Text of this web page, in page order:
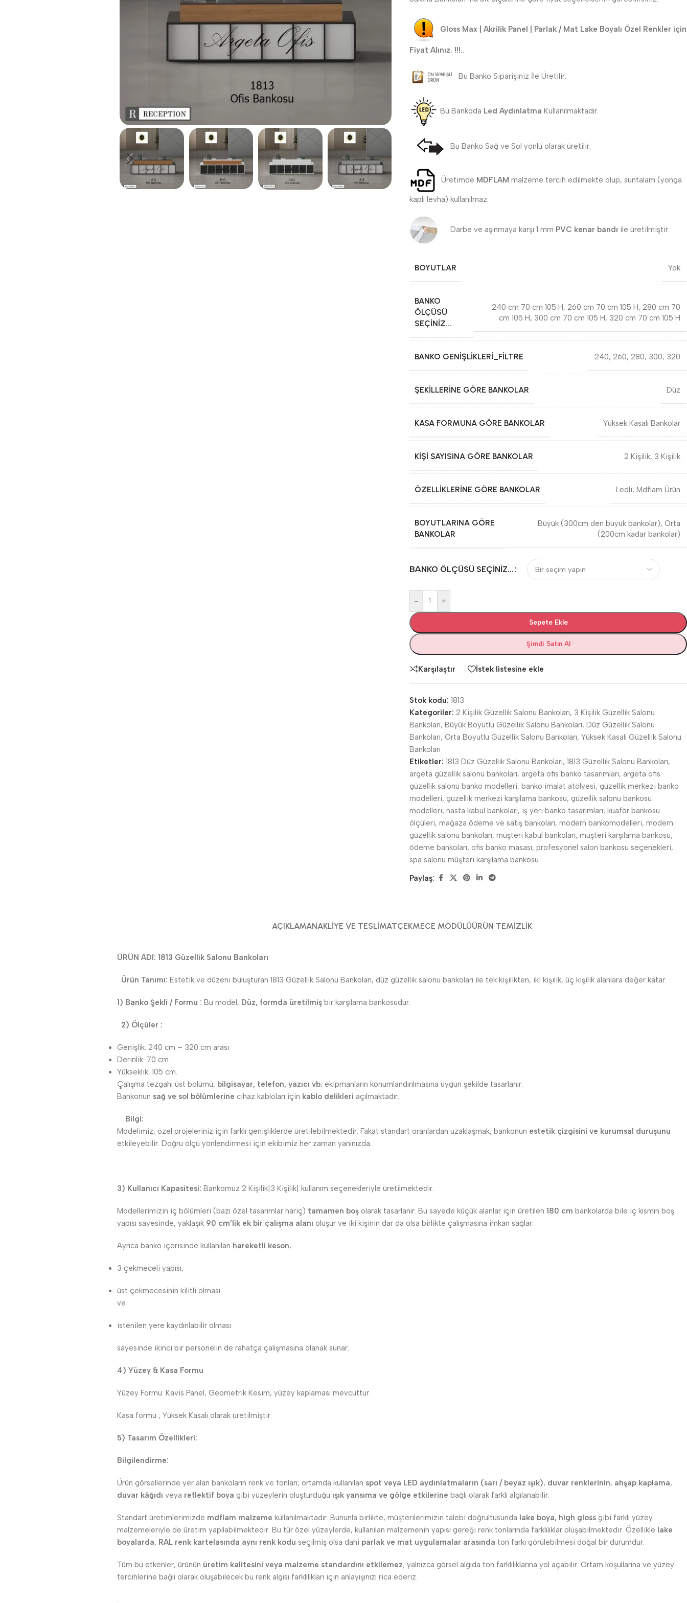
Gloss Max | Akrilik Panel | Parlak / Mat Lake Boyalı Özel Renkler için
Fiyat Alınız. !!!..
Bu Banko Siparişiniz İle Üretilir.
Bu Bankoda Led Aydınlatma Kullanılmaktadır.
Bu Banko Sağ ve Sol yönlü olarak üretilir.
Üretimde MDFLAM malzeme tercih edilmekte olup, suntalam (yonga
kaplı levha) kullanılmaz.
Darbe ve aşınmaya karşı 1 mm PVC kenar bandı ile üretilmiştir.
BOYUTLAR Yok
BANKO
ÖLÇÜSÜ
SEÇINIZ...
240 cm 70 cm 105 H, 260 cm 70 cm 105 H, 280 cm 70
cm 105 H, 300 cm 70 cm 105 H, 320 cm 70 cm 105 H
BANKO GENIŞLIKLERI_FILTRE 240,260,280, 300, 320
ŞEKILLERINE GÖRE BANKOLAR Düz
KASA FORMUNA GÖRE BANKOLAR Yüksek Kasalı Bankolar
KIŞI SAYISINA GÖRE BANKOLAR 2 Kişilik, 3 Kişilik
ÖZELLIKLERINE GÖRE BANKOLAR Ledli,Mdflam Ürün
BOYUTLARINA GÖRE
BANKOLAR
Büyük (300cm den büyük bankolar),Orta
(200cm kadar bankolar)
BANKO ÖLÇÜSÜ SEÇINIZ...
- +
Sepete Ekle
Şimdi Satın Al
Karşılaştır İstek listesine ekle
Stok kodu:1813
Kategoriler: 2 Kişilik Güzellik Salonu Bankoları, 3 Kişilik Güzellik Salonu
Bankoları, Büyük Boyutlu Güzellik Salonu Bankoları, Düz Güzellik Salonu
Bankoları, Orta Boyutlu Güzellik Salonu Bankoları, Yüksek Kasalı Güzellik Salonu
Bankoları
Etiketler: 1813 Düz Güzellik Salonu Bankoları, 1813 Güzellik Salonu Bankoları,
argeta güzellik salonu bankoları, argeta ofis banko tasarımları, argeta ofis
güzellik salonu banko modelleri, banko imalat atölyesi, güzellik merkezi banko
modelleri, güzellik merkezi karşılama bankosu, güzellik salonu bankosu
modelleri, hasta kabul bankoları, iş yeri banko tasarımları, kuaför bankosu
ölçüleri, mağaza ödeme ve satış bankoları, modern bankomodelleri, modern
güzellik salonu bankoları, müşteri kabul bankoları, müşteri karşılama bankosu,
ödeme bankoları, ofis banko masası, profesyonel salon bankosu seçenekleri,
spa salonu müşteri karşılama bankosu
Paylaş:
AÇIKLAMANAKLIYE VE TESLIMATÇEKMECE MODÜLÜÜRÜN TEMIZLIK
ÜRÜN ADI: 1813 Güzellik Salonu Bankoları
Ürün Tanımı: Estetik ve düzeni buluşturan 1813 Güzellik Salonu Bankoları, düz güzellik salonu bankoları ile tek kişilikten, iki kişilik, üç kişilik alanlara değer katar.
1) Banko Şekli / Formu : Bu model, Düz, formda üretilmiş bir karşılama bankosudur.
2) Ölçüler :
Genişlik: 240 cm – 320 cm arası.
Derinlik: 70 cm.
Yükseklik: 105 cm.
Çalışma tezgahı üst bölümü; bilgisayar, telefon, yazıcı vb. ekipmanların konumlandırılmasına uygun şekilde tasarlanır.
Bankonun sağ ve sol bölümlerine cihaz kabloları için kablo delikleri açılmaktadır.
Bilgi:
Modelimiz, özel projeleriniz için farklı genişliklerde üretilebilmektedir. Fakat standart oranlardan uzaklaşmak, bankonun estetik çizgisini ve kurumsal duruşunu
etkileyebilir. Doğru ölçü yönlendirmesi için ekibimiz her zaman yanınızda.
3) Kullanıcı Kapasitesi: Bankomuz 2 Kişilik|3 Kişilik| kullanım seçenekleriyle üretilmektedir.
Modellerimizin iç bölümleri (bazı özel tasarımlar hariç) tamamen boş olarak tasarlanır. Bu sayede küçük alanlar için üretilen 180 cm bankolarda bile iç kısmın boş
yapısı sayesinde, yaklaşık 90 cm’lik ek bir çalışma alanı oluşur ve iki kişinin dar da olsa birlikte çalışmasına imkan sağlar.
Ayrıca banko içerisinde kullanılan hareketli keson,
3 çekmeceli yapısı,
üst çekmecesinin kilitli olması
ve
istenilen yere kaydırılabilir olması
sayesinde ikinci bir personelin de rahatça çalışmasına olanak sunar.
4) Yüzey & Kasa Formu
Yüzey Formu: Kavis Panel, Geometrik Kesim, yüzey kaplaması mevcuttur.
Kasa formu ; Yüksek Kasalı olarak üretilmiştir.
5) Tasarım Özellikleri:
Bilgilendirme:
Ürün görsellerinde yer alan bankoların renk ve tonları; ortamda kullanılan spot veya LED aydınlatmaların (sarı / beyaz ışık), duvar renklerinin, ahşap kaplama,
duvar kâğıdı veya reflektif boya gibi yüzeylerin oluşturduğu ışık yansıma ve gölge etkilerine bağlı olarak farklı algılanabilir.
Standart üretimlerimizde mdflam malzeme kullanılmaktadır. Bununla birlikte, müşterilerimizin talebi doğrultusunda lake boya, high gloss gibi farklı yüzey
malzemeleriyle de üretim yapılabilmektedir. Bu tür özel yüzeylerde, kullanılan malzemenin yapısı gereği renk tonlarında farklılıklar oluşabilmektedir. Özellikle lake
boyalarda, RAL renk kartelasında aynı renk kodu seçilmiş olsa dahi parlak ve mat uygulamalar arasında ton farkı görülebilmesi doğal bir durumdur.
Tüm bu etkenler, ürünün üretim kalitesini veya malzeme standardını etkilemez; yalnızca görsel algıda ton farklılıklarına yol açabilir. Ortam koşullarına ve yüzey
tercihlerine bağlı olarak oluşabilecek bu renk algısı farklılıkları için anlayışınızı rica ederiz.
.